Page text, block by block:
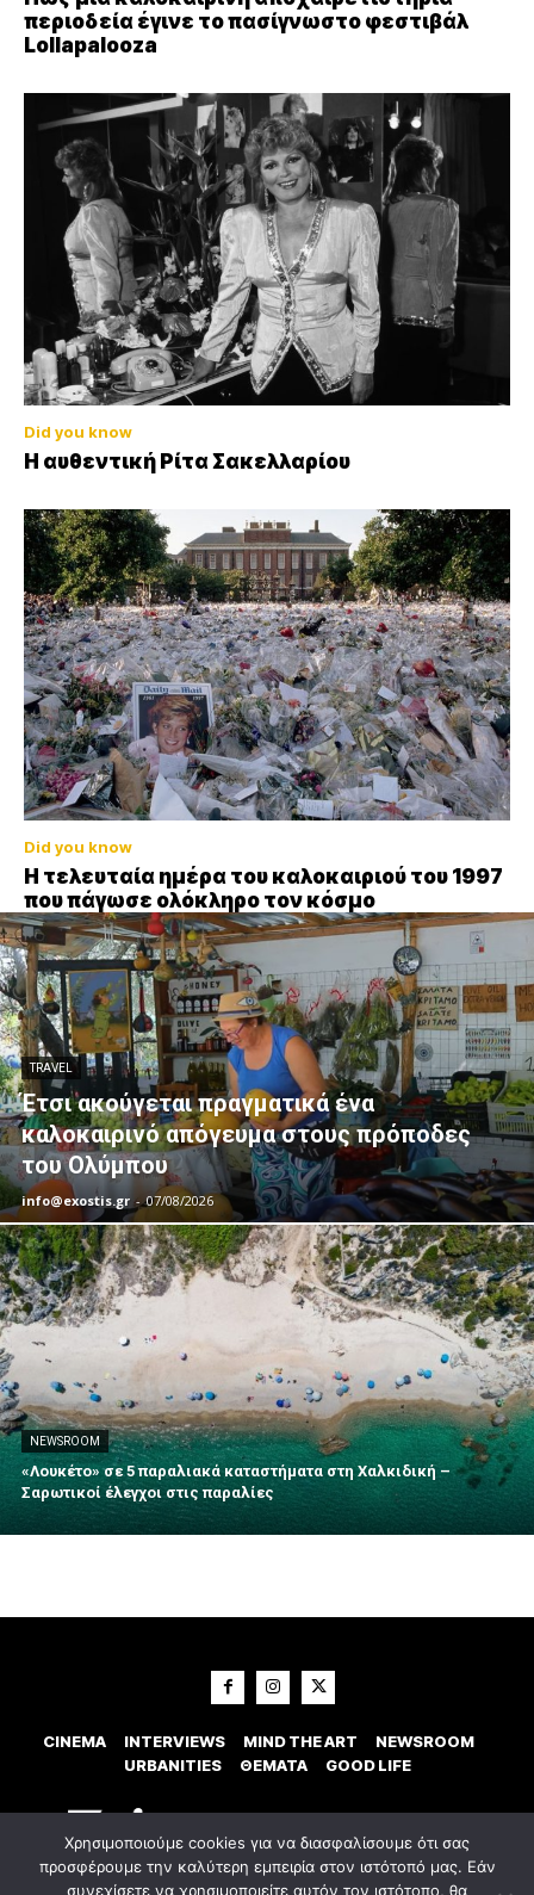
περιοδεία έγινε το πασίγνωστο φεστιβάλ
Lollapalooza
Did you know
Η αυθεντική Ρίτα Σακελλαρίου
Did you know
Η τελευταία ημέρα του καλοκαιριού του 1997
που πάγωσε ολόκληρο τον κόσμο
TRAVEL
Έτσι ακούγεται πραγματικά ένα
καλοκαιρινό απόγευμα στους πρόποδες
του Ολύμπου
info@exostis.gr - 07/08/2026
NEWSROOM
«Λουκέτο» σε 5 παραλιακά καταστήματα στη Χαλκιδική –
Σαρωτικοί έλεγχοι στις παραλίες
CINEMA INTERVIEWS MIND THE ART
NEWSROOM
URBANITIES
ΘΕΜΑΤΑ GOOD LIFE
Χρησιμοποιούμε cookies για να διασφαλίσουμε ότι σας
προσφέρουμε την καλύτερη εμπειρία στον ιστότοπό μας. Εάν
συνεχίσετε να χρησιμοποιείτε αυτόν τον ιστότοπο, θα